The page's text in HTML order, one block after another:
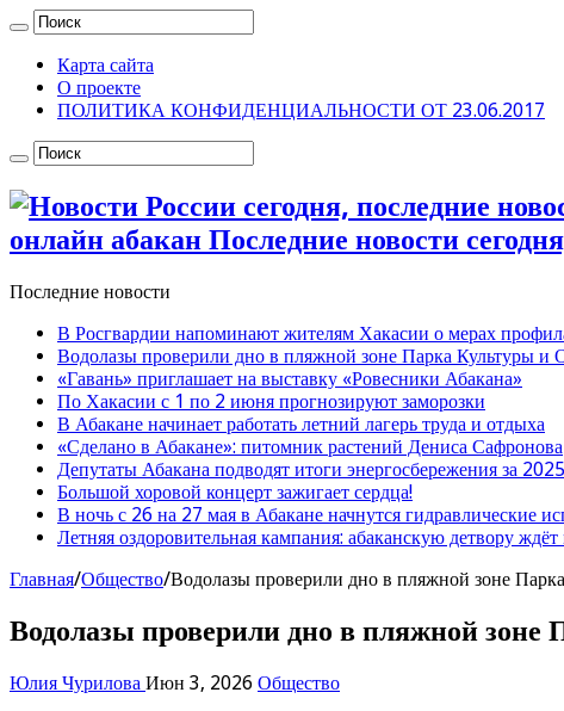
Карта сайта
О проекте
ПОЛИТИКА КОНФИДЕНЦИАЛЬНОСТИ ОТ 23.06.2017
онлайн абакан Последние новости
Последние новости
В Росгвардии напоминают жителям Хакасии о мерах
Водолазы проверили дно в пляжной зоне Парка Культуры и
«Гавань» приглашает на выставку «Ровесники Абакана»
По Хакасии с 1 по 2 июня прогнозируют заморозки
В Абакане начинает работать летний лагерь труда и отдыха
«Сделано в Абакане»: питомник растений Дениса Сафронова
Депутаты Абакана подводят итоги энергосбережения за
Большой хоровой концерт зажигает сердца!
В ночь с 26 на 27 мая в Абакане начнутся гидравлические
Летняя оздоровительная кампания: абаканскую детвору
Главная/Общество/Водолазы проверили дно в пляжной зоне
Водолазы проверили дно в пляжной
Юлия Чурилова Июн 3, 2026 Общество